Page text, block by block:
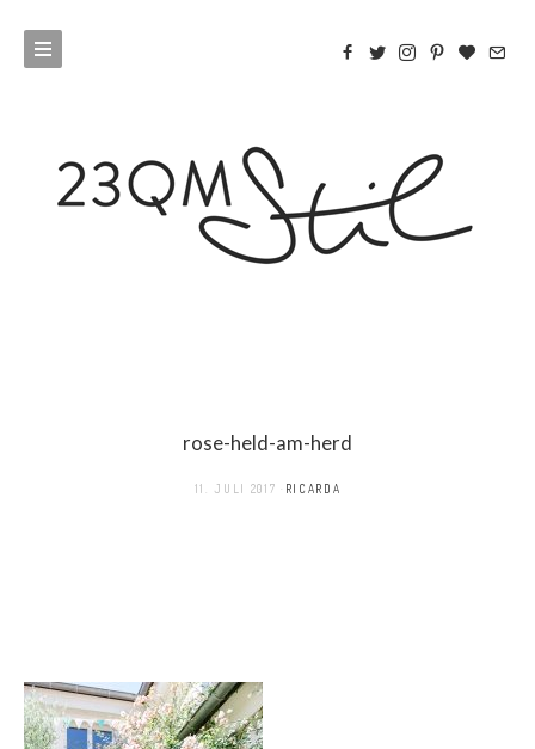
rose-held-am-herd
11. JULI 2017 RICARDA